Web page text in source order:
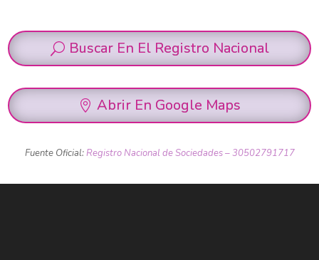
Buscar En El Registro Nacional
Abrir En Google Maps
Fuente Oficial:Registro Nacional de Sociedades – 30502791717